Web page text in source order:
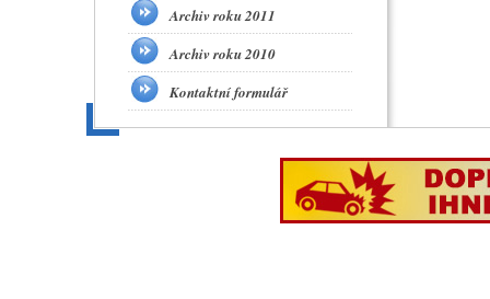
Archiv roku 2011
Archiv roku 2010
Kontaktní formulář